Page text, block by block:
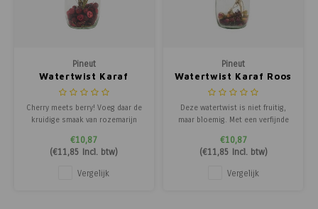
Pineut
Watertwist Karaf
Cranberry Kers
Rozemarijn
Cherry meets berry! Voeg daar de
kruidige smaak van rozemarijn
verfrissende watertwist
boordevol smaak en
antioxidanten. Een ware
smaakexplosie en een feestje om
€10,87
(€11,85 Incl. btw)
Vergelijk
Pineut
Watertwist Karaf Roos
Bergthee Hibiscus
Deze watertwist is niet fruitig,
maar bloemig. Met een verfijnde
en hibiscusbloemen ontstaat een
heerlijk bouquet aan smaken.
Verfrissend van smaak en een
genot voor elke dag. De
€10,87
(€11,85 Incl. btw)
Vergelijk